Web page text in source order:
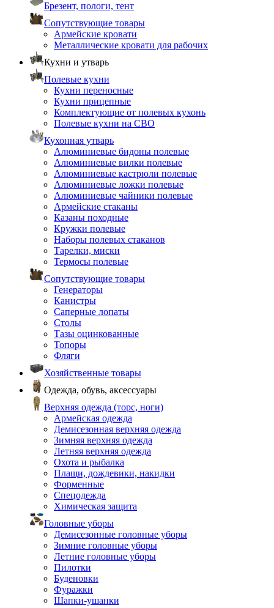
Брезент, пологи, тент
Сопутствующие товары
Армейские кровати
Металлические кровати для рабочих
Кухни и утварь
Полевые кухни
Кухни переносные
Кухни прицепные
Комплектующие от полевых кухонь
Полевые кухни на СВО
Кухонная утварь
Алюминиевые бидоны полевые
Алюминиевые вилки полевые
Алюминиевые кастрюли полевые
Алюминиевые ложки полевые
Алюминиевые чайники полевые
Армейские стаканы
Казаны походные
Кружки полевые
Наборы полевых стаканов
Тарелки, миски
Термосы полевые
Сопутствующие товары
Генераторы
Канистры
Саперные лопаты
Столы
Тазы оцинкованные
Топоры
Фляги
Хозяйственные товары
Одежда, обувь, аксессуары
Верхняя одежда (торс, ноги)
Армейская одежда
Демисезонная верхняя одежда
Зимняя верхняя одежда
Летняя верхняя одежда
Охота и рыбалка
Плащи, дождевики, накидки
Форменные
Спецодежда
Химическая защита
Головные уборы
Демисезонные головные уборы
Зимние головные уборы
Летние головные уборы
Пилотки
Буденовки
Фуражки
Шапки-ушанки